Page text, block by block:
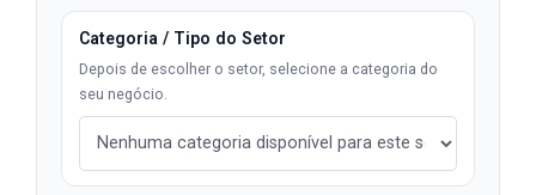
Categoria / Tipo do Setor
Depois de escolher o setor, selecione a categoria do
seu negócio.